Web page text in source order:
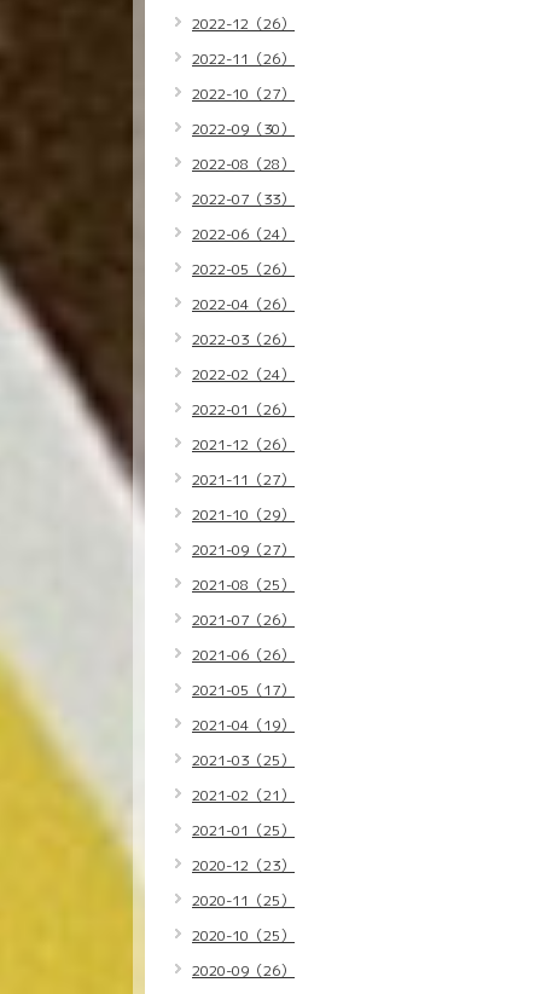
2022-12（26）
2022-11（26）
2022-10（27）
2022-09（30）
2022-08（28）
2022-07（33）
2022-06（24）
2022-05（26）
2022-04（26）
2022-03（26）
2022-02（24）
2022-01（26）
2021-12（26）
2021-11（27）
2021-10（29）
2021-09（27）
2021-08（25）
2021-07（26）
2021-06（26）
2021-05（17）
2021-04（19）
2021-03（25）
2021-02（21）
2021-01（25）
2020-12（23）
2020-11（25）
2020-10（25）
2020-09（26）